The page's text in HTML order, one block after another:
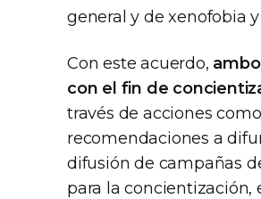
general y de xenofobia
Con este acuerdo,
con el fin de
través de acciones
recomendaciones a
difusión de campañas
para la concientización,